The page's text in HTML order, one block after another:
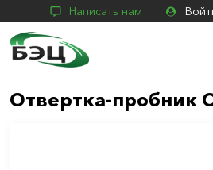
Написать нам
Отвертка-пробник